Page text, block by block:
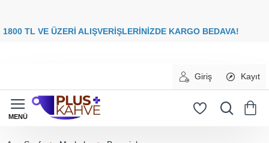
00 TL VE ÜZERİ ALIŞVERİŞLERİNİZDE KARGO
Giriş Kayıt